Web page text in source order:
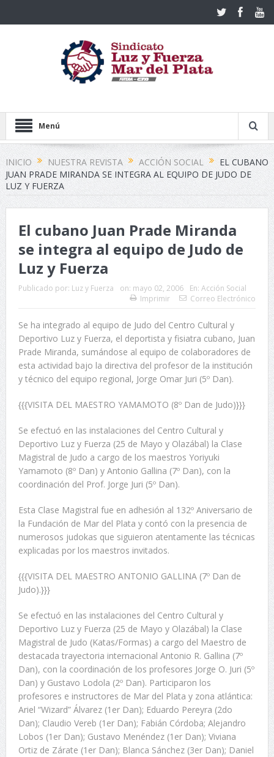
Menú
INICIO NUESTRA REVISTA ACCIÓN SOCIAL
EL CUBANO
JUAN PRADE MIRANDA SE INTEGRA AL EQUIPO DE JUDO DE
LUZ Y FUERZA
El cubano Juan Prade Miranda
se integra al equipo de Judo de
Luz y Fuerza
Publicado por: Luz y Fuerza on: mayo 02, 2006 En: Acción Social
Imprimir
Correo Electrónico
Se ha integrado al equipo de Judo del Centro Cultural y
Deportivo Luz y Fuerza, el deportista y fisiatra cubano, Juan
Prade Miranda, sumándose al equipo de colaboradores de
esta actividad bajo la directiva del profesor de la institución
y técnico del equipo regional, Jorge Omar Juri (5º Dan).
{{{VISITA DEL MAESTRO YAMAMOTO (8º Dan de Judo)}}}
Se efectuó en las instalaciones del Centro Cultural y
Deportivo Luz y Fuerza (25 de Mayo y Olazábal) la Clase
Magistral de Judo a cargo de los maestros Yoriyuki
Yamamoto (8º Dan) y Antonio Gallina (7º Dan), con la
coordinación del Prof. Jorge Juri (5º Dan).
Esta Clase Magistral fue en adhesión al 132º Aniversario de
la Fundación de Mar del Plata y contó con la presencia de
numerosos judokas que siguieron atentamente las técnicas
explicadas por los maestros invitados.
{{{VISITA DEL MAESTRO ANTONIO GALLINA (7º Dan de
Judo).}}}
Se efectuó en las instalaciones del Centro Cultural y
Deportivo Luz y Fuerza (25 de Mayo y Olazábal) la Clase
Magistral de Judo (Katas/Formas) a cargo del Maestro de
destacada trayectoria internacional Antonio R. Gallina (7º
Dan), con la coordinación de los profesores Jorge O. Juri (5º
Dan) y Gustavo Lodola (2º Dan). Participaron los
profesores e instructores de Mar del Plata y zona atlántica:
Ariel “Wizard” Álvarez (1er Dan); Eduardo Pereyra (2do
Dan); Claudio Vereb (1er Dan); Fabián Córdoba; Alejandro
Lobos (1er Dan); Gustavo Menéndez (1er Dan); Viviana
Ortiz de Zárate (1er Dan); Blanca Sánchez (3er Dan); Daniel